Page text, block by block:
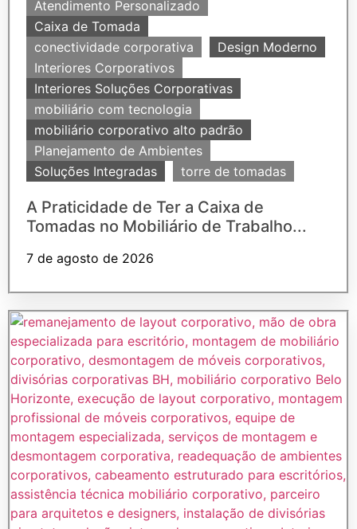
Atendimento Personalizado
Caixa de Tomada
conectividade corporativa
Design Moderno
Interiores Corporativos
Interiores Soluções Corporativas
mobiliário com tecnologia
mobiliário corporativo alto padrão
Planejamento de Ambientes
Soluções Integradas
torre de tomadas
A Praticidade de Ter a Caixa de
Tomadas no Mobiliário de Trabalho...
7 de agosto de 2026